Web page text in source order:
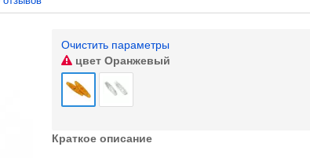
Очистить параметры
цветОранжевый
Краткое описание